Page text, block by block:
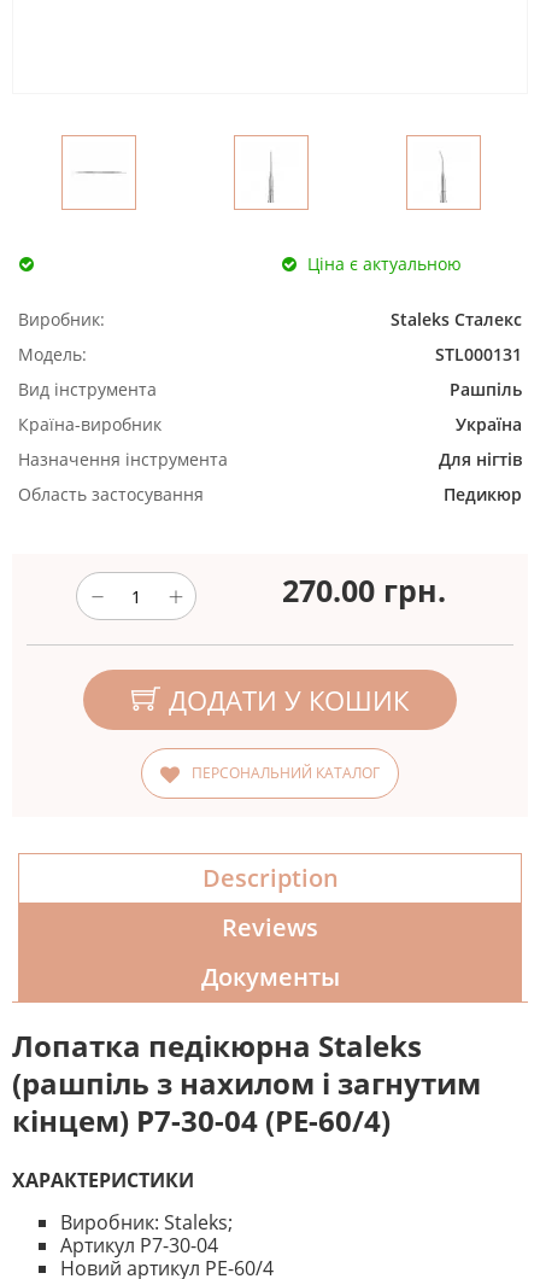
Ціна є актуальною
Виробник:
Staleks Сталекс
Модель:
STL000131
Вид інструмента
Рашпіль
Країна-виробник
Україна
Назначення інструмента
Для нігтів
Область застосування
Педикюр
270.00 грн.
ДОДАТИ У КОШИК
ПЕРСОНАЛЬНИЙ КАТАЛОГ
Description
Reviews
Документы
Лопатка педікюрна Staleks
(рашпіль з нахилом і загнутим
кінцем) Р7-30-04 (РЕ-60/4)
ХАРАКТЕРИСТИКИ
Виробник: Staleks;
Артикул P7-30-04
Новий артикул PE-60/4